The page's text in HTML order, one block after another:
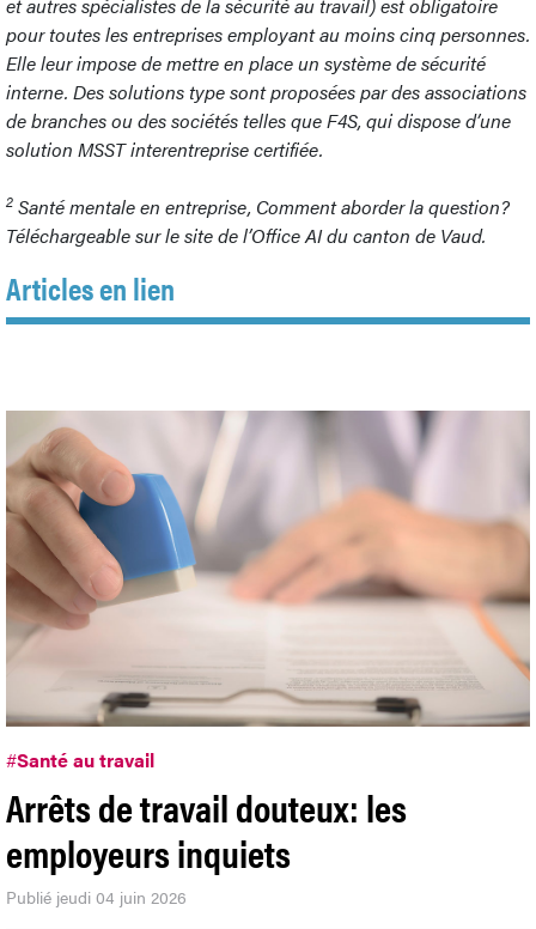
et autres spécialistes de la sécurité au travail) est obligatoire
pour toutes les entreprises employant au moins cinq personnes.
Elle leur impose de mettre en place un système de sécurité
interne. Des solutions type sont proposées par des associations
de branches ou des sociétés telles que F4S, qui dispose d’une
solution MSST interentreprise certifiée.
2 Santé mentale en entreprise, Comment aborder la question?
Téléchargeable sur le site de l’Office AI du canton de Vaud.
Articles en lien
#Santé au travail
Arrêts de travail douteux: les
employeurs inquiets
Publié jeudi 04 juin 2026